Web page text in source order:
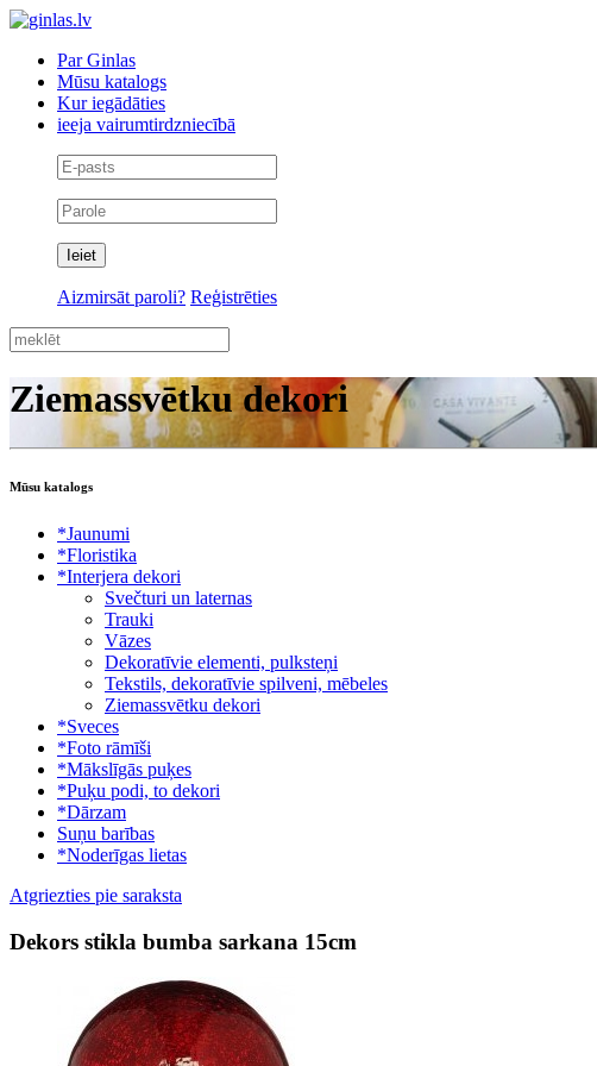
Par Ginlas
Mūsu katalogs
Kur iegādāties
ieeja vairumtirdzniecībā
Aizmirsāt paroli? Reģistrēties
Ziemassvētku dekori
Mūsu katalogs
*Jaunumi
*Floristika
*Interjera dekori
Svečturi un laternas
Trauki
Vāzes
Dekoratīvie elementi, pulksteņi
Tekstils, dekoratīvie spilveni, mēbeles
Ziemassvētku dekori
*Sveces
*Foto rāmīši
*Mākslīgās puķes
*Puķu podi, to dekori
*Dārzam
Suņu barības
*Noderīgas lietas
Atgriezties pie saraksta
Dekors stikla bumba sarkana 15cm